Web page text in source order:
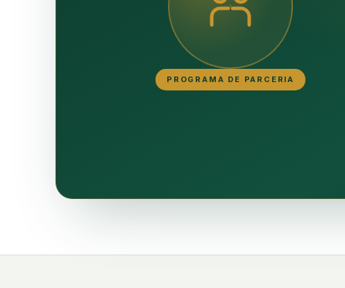
PROGRAMA DE PARCERIA